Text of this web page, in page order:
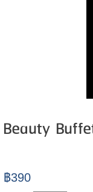
Beauty
฿390